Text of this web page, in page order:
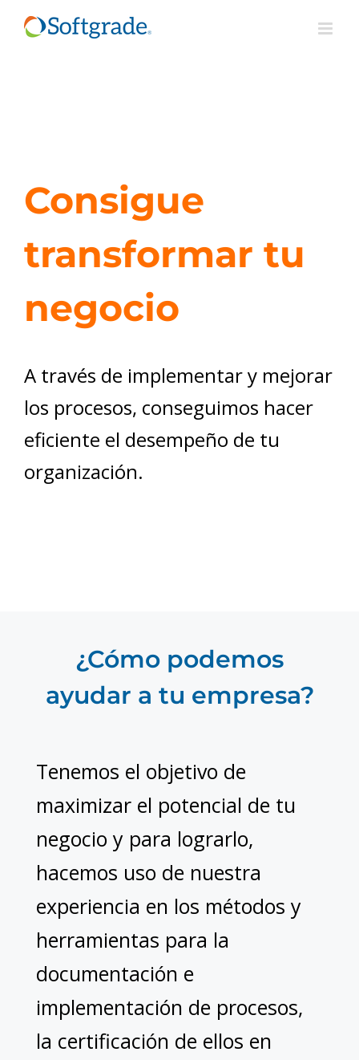
Saltar
Consigue
transformar tu
negocio
A través de implementar y mejorar
los procesos, conseguimos hacer
eficiente el desempeño de tu
organización.
¿Cómo podemos
ayudar a tu empresa?
Tenemos el objetivo de
maximizar el potencial de tu
negocio y para lograrlo,
hacemos uso de nuestra
experiencia en los métodos y
herramientas para la
documentación e
implementación de procesos,
la certificación de ellos en